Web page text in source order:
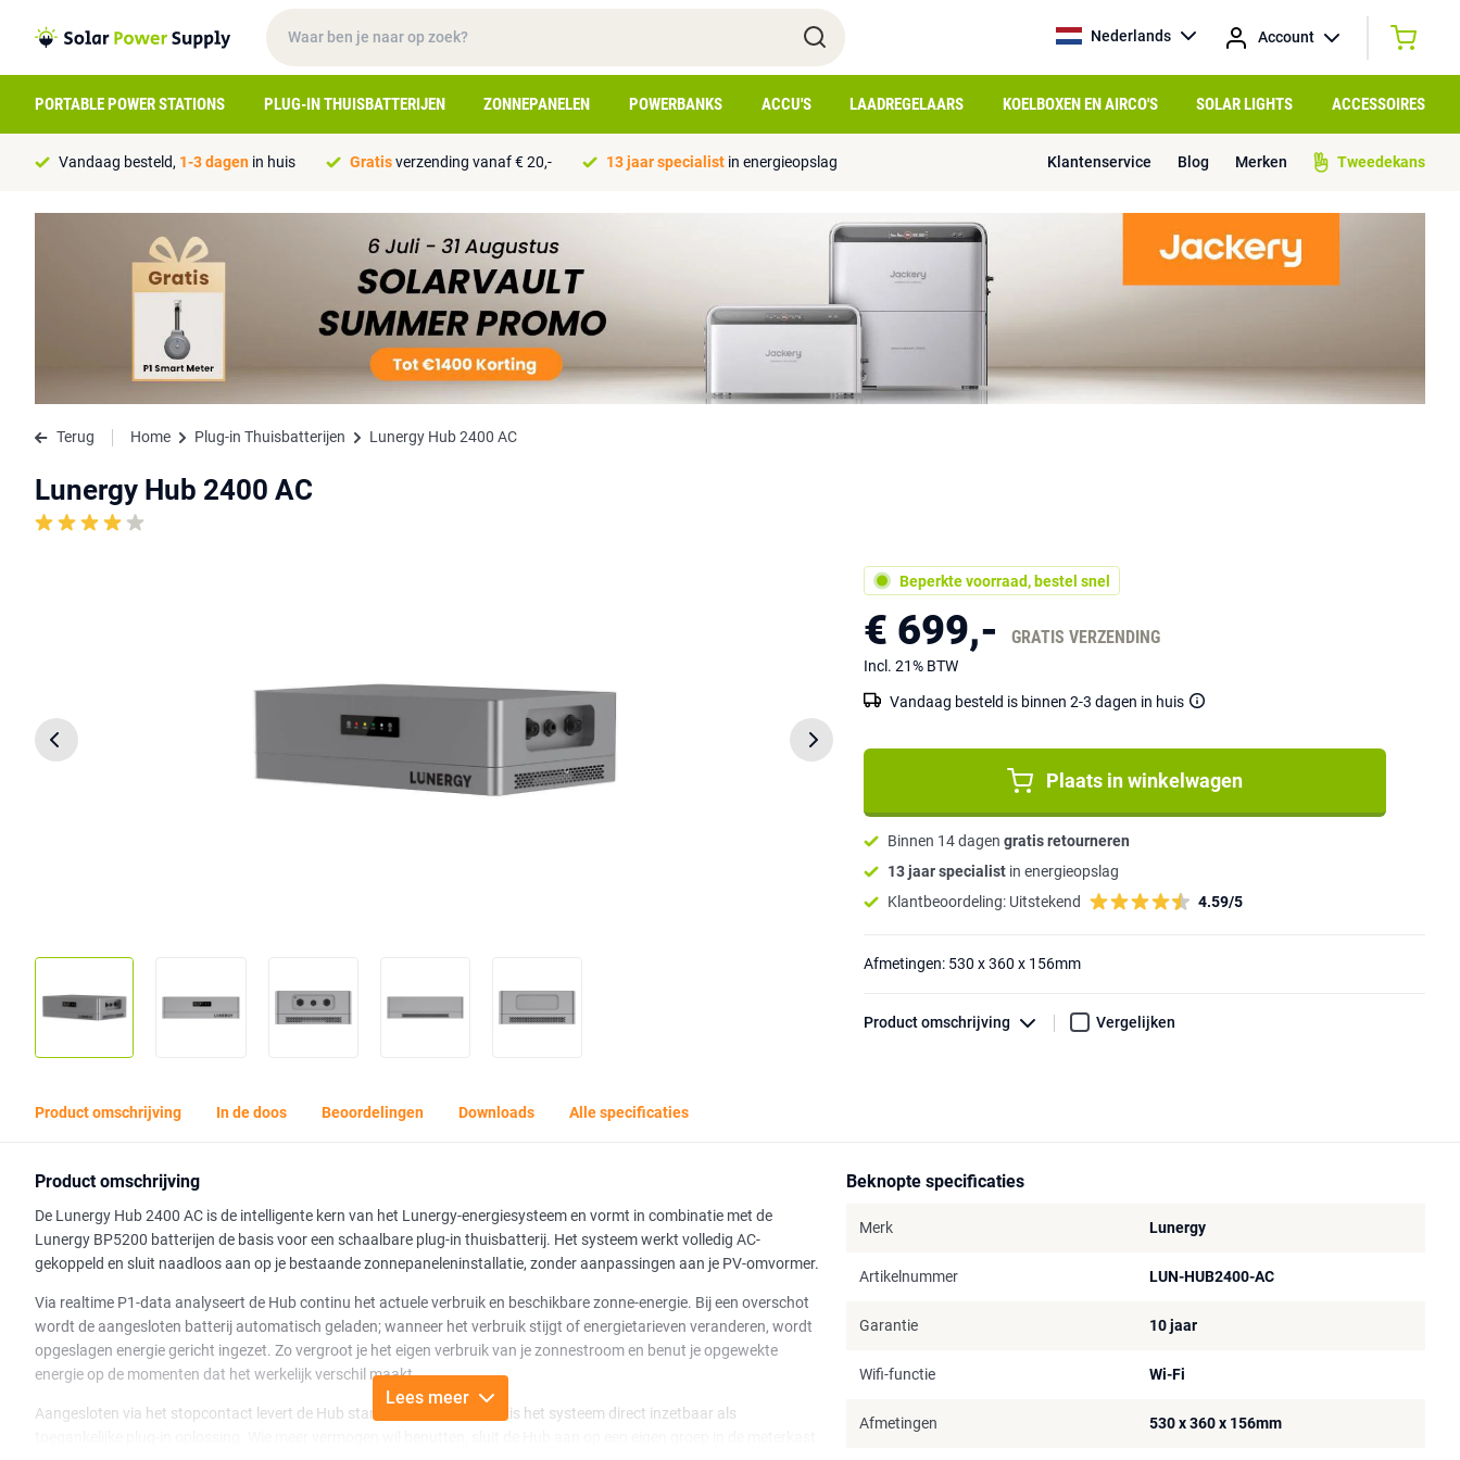
Nederlands Account
PORTABLE POWER STATIONS PLUG-IN THUISBATTERIJEN ZONNEPANELEN POWERBANKS ACCU'S LAADREGELAARS KOELBOXEN EN AIRCO'S SOLAR LIGHTS ACCESSOIRES
Vandaag besteld, 1-3 dagen in huis Gratisverzending vanaf € 20,- 13 jaar specialist in energieopslag Klantenservice Blog Merken Tweedekans
Terug Home Plug-in Thuisbatterijen Lunergy Hub 2400 AC
Lunergy Hub 2400 AC
Beperkte voorraad, bestel snel
€ 699,- GRATIS VERZENDING
Incl. 21% BTW
Vandaag besteld is binnen 2-3 dagen in huis
Plaats in winkelwagen
Binnen 14 dagen gratis retourneren
13 jaar specialist in energieopslag
Klantbeoordeling: Uitstekend 4.59/5
Afmetingen: 530 x 360 x 156mm
Product omschrijving Vergelijken
Product omschrijving In de doos Beoordelingen Downloads Alle specificaties
Product omschrijving
De Lunergy Hub 2400 AC is de intelligente kern van het Lunergy-energiesysteem en vormt in combinatie met de
Lunergy BP5200 batterijen de basis voor een schaalbare plug-in thuisbatterij. Het systeem werkt volledig AC-
gekoppeld en sluit naadloos aan op je bestaande zonnepaneleninstallatie, zonder aanpassingen aan je PV-omvormer.
Via realtime P1-data analyseert de Hub continu het actuele verbruik en beschikbare zonne-energie. Bij een overschot
wordt de aangesloten batterij automatisch geladen; wanneer het verbruik stijgt of energietarieven veranderen, wordt
opgeslagen energie gericht ingezet. Zo vergroot je het eigen verbruik van je zonnestroom en benut je opgewekte
energie op de momenten dat het werkelijk verschil maakt.
Aangesloten via het stopcontact levert de Hub standaard tot 800 W en is het systeem direct inzetbaar als
Lees meer
Beknopte specificaties
Merk Lunergy
Artikelnummer LUN-HUB2400-AC
Garantie 10 jaar
Wifi-functie Wi-Fi
Afmetingen 530 x 360 x 156mm